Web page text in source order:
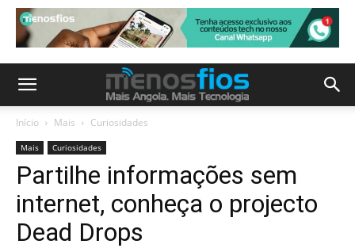
Início Mais Curiosidades
Mais Curiosidades
Partilhe informações sem
internet, conheça o projecto
Dead Drops